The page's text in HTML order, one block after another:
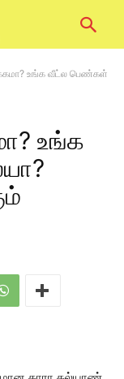
உங்க வீட்ல பெண்கள்
உங்க